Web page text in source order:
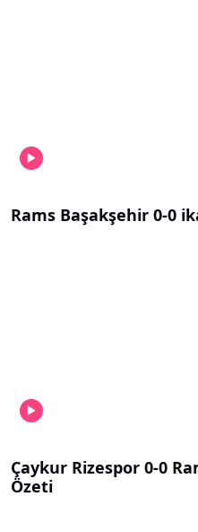
Rams Başakşehir 0-0
Çaykur Rizespor 0-0
Özeti